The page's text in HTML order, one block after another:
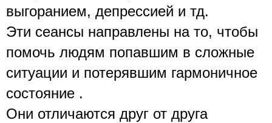
выгоранием, депрессией и тд.
Эти сеансы направлены на то, чтобы
помочь людям попавшим в сложные
ситуации и потерявшим гармоничное
состояние .
Они отличаются друг от друга